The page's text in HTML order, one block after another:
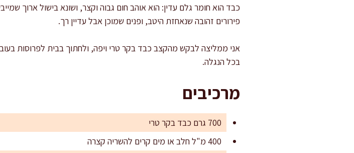
כבד הוא חומר גלם עדין: הוא אוהב חום גבוה וקצר, ושונא בישול ארוך
פירורים זהובה שנאחזת היטב, ופנים שמוכן אבל עדיין רך.
אני ממליצה לבקש מהקצב כבד בקר טרי ויפה, ולחתוך בבית לפרוסות
בכל הנגלה.
מרכיבים
700 גרם כבד בקר טרי
400 מ"ל חלב או מים קרים להשריה קצרה